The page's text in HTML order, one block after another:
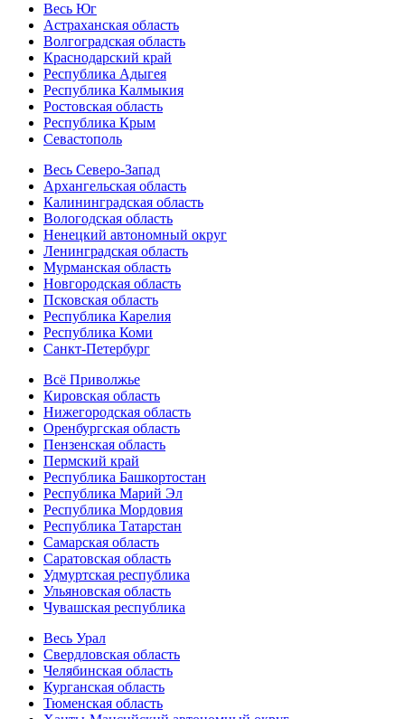
Весь Юг
Астраханская область
Волгоградская область
Краснодарский край
Республика Адыгея
Республика Калмыкия
Ростовская область
Республика Крым
Севастополь
Весь Северо-Запад
Архангельская область
Калининградская область
Вологодская область
Ненецкий автономный округ
Ленинградская область
Мурманская область
Новгородская область
Псковская область
Республика Карелия
Республика Коми
Санкт-Петербург
Всё Приволжье
Кировская область
Нижегородская область
Оренбургская область
Пензенская область
Пермский край
Республика Башкортостан
Республика Марий Эл
Республика Мордовия
Республика Татарстан
Самарская область
Саратовская область
Удмуртская республика
Ульяновская область
Чувашская республика
Весь Урал
Свердловская область
Челябинская область
Курганская область
Тюменская область